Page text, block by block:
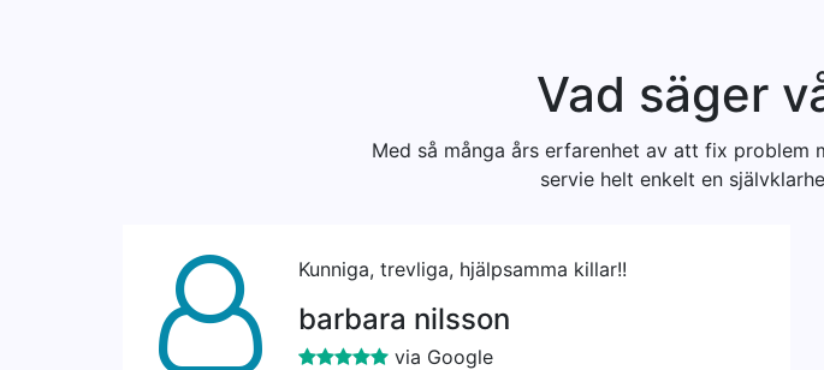
Vad säger
Med så många års erfarenhet av att fix
servie helt enkelt en
Kunniga, trevliga, hjälpsamma killar!!
barbara nilsson
via Google